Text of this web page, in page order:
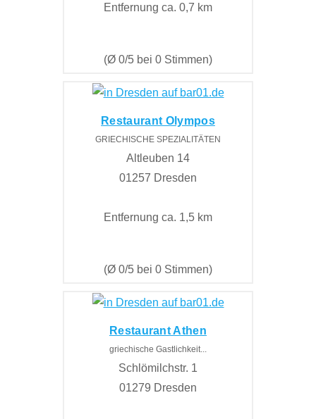
Entfernung ca. 0,7 km
(Ø 0/5 bei 0 Stimmen)
Restaurant Olympos
GRIECHISCHE SPEZIALITÄTEN
Altleuben 14
01257 Dresden
Entfernung ca. 1,5 km
(Ø 0/5 bei 0 Stimmen)
Restaurant Athen
griechische Gastlichkeit...
Schlömilchstr. 1
01279 Dresden